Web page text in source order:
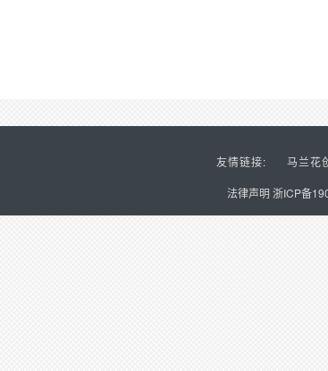
友情链接: 马兰花
法律声明 浙ICP备